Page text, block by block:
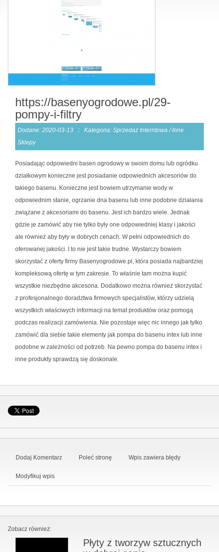
https://basenyogrodowe.pl/29-
pompy-i-filtry
Dodane: 2020-03-13 :: Kategoria: Sprzedaż Interntowa / Inne
Sklepy
Posiadając odpowiedni basen ogrodowy w swoim domu lub ogródku
działkowym konieczne jest posiadanie odpowiednich akcesoriów do
takiego basenu. Konieczne jest bowiem utrzymanie wody w
odpowiednim stanie, ogrzanie dna basenu lub inne podobne działania
związane z akcesoriami do basenu. Jest ich bardzo wiele. Jednak
gdzie je zamówić aby nie tylko były one odpowiedniej klasy i jakości
ale również aby były w dobrych cenach. W pełni odpowiednich do
oferowanej jakości. I to nie jest takie trudne. Wystarczy bowiem
skorzystać z oferty firmy Basenyogrodowe.pl, która posiada najbardziej
kompleksową ofertę w tym zakresie. To właśnie tam można kupić
wszystkie niezbędne akcesoria. Dodatkowo można również skorzystać
z profesjonalnego doradztwa firmowych specjalistów, którzy udzielą
wszystkich właściwych informacji na temat produktów oraz pomogą
podczas realizacji zamówienia. Nie pozostaje więc nic innego jak tylko
zamówić dla siebie takie elementy jak pompa do basenu intex lub inne
podobne w zależności od potrzeb. Na pewno pompa do basenu intex i
inne produkty sprawdzą się doskonale.
Dodaj Komentarz Poleć stronę Wpis zawiera błędy
Modyfikuj wpis
Zobacz również:
Płyty z tworzyw sztucznych